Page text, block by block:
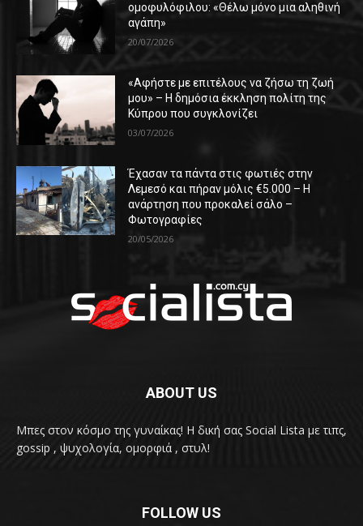
ομοφυλόφιλου: «Θέλω μόνο μια αληθινή
αγάπη»
20/07/2026
«Αφήστε με επιτέλους να ζήσω τη ζωή
μου» – Η δημόσια έκκληση πολίτη της
Κύπρου που συγκλονίζει
03/07/2026
Έχασαν τα πάντα στις φωτιές στην
Λεμεσό και πήραν μόλις €5.000 – Η
ανάρτηση που προκαλεί σάλο –
Φωτογραφίες
20/05/2026
ABOUT US
Μπες στον κόσμο της γυναίκας! H δική σας Social Lista με τιπς,
gossip , ψυχολογία, ομορφιά , στυλ!
FOLLOW US